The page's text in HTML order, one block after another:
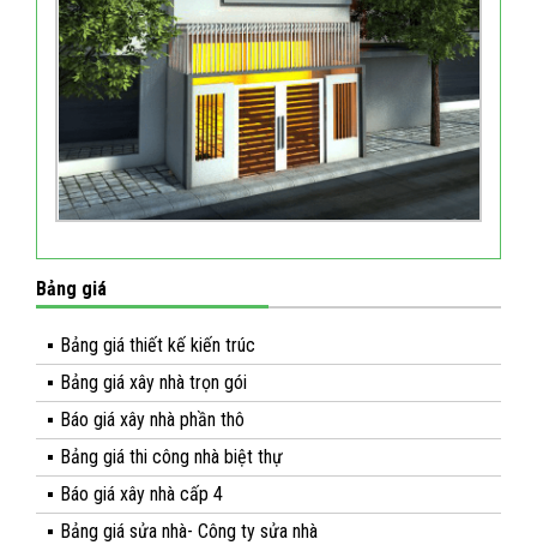
Bảng giá
Bảng giá thiết kế kiến trúc
Bảng giá xây nhà trọn gói
Báo giá xây nhà phần thô
Bảng giá thi công nhà biệt thự
Báo giá xây nhà cấp 4
Bảng giá sửa nhà- Công ty sửa nhà